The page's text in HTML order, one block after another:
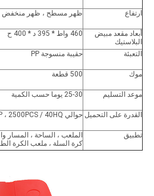
ارتفاع ظهر مسطح ، ظهر منخفض
أبعاد مقعد مبيض
البلاستيك
460 واط * 395 د * 400 ح
التعبئة حقيبة منسوجة PP
موك 500 قطعة
موعد التسليم 25-30 يوما حسب الكمية
القدرة على التحميل حوالي 1000PCS / 20GP ، 2500PCS / 40HQ
تطبيق
الملعب ، الساحة ، المسار
كرة السلة ، ملعب الكرة